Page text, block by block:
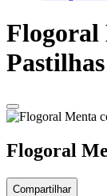
Flogoral
Pastilhas
Flogoral
Compartilhar